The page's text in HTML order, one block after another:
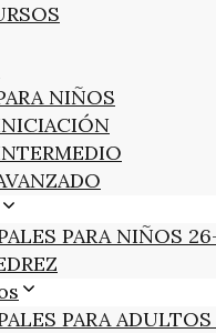
NIÑOS
PARA NIÑOS
PARA